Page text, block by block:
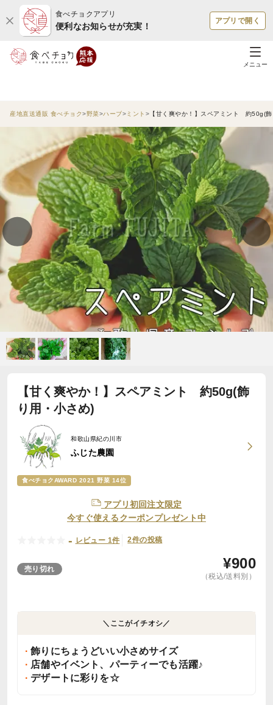
食べチョクアプリ
便利なお知らせが充実！
アプリで開く
メニュー
産地直送通販 食べチョク 野菜 ハーブ ミント 【甘く爽やか！】スペアミント 約50g(
【甘く爽やか！】スペアミント 約50g(飾
り用・小さめ)
和歌山県紀の川市
ふじた農園
食べチョクAWARD 2021 野菜 14位
アプリ初回注文限定
今すぐ使えるクーポンプレゼント中
- レビュー 1件 2件の投稿
売り切れ ¥900
（税込/送料別）
＼ここがイチオシ／
飾りにちょうどいい小さめサイズ
店舗やイベント、パーティーでも活躍♪
デザートに彩りを☆